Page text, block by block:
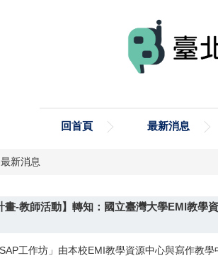
回首頁 最新消息
新消息
畫-教師活動】轉知：國立臺灣大學EMI教
工作坊」由本校EMI教學資源中心與寫作教